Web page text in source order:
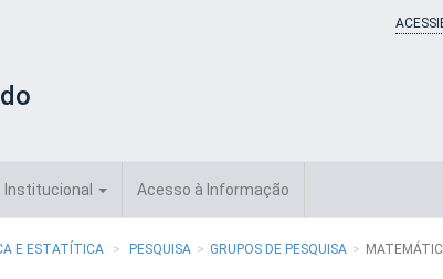
Institucional Acesso à Informação
E ESTATÍTICA PESQUISA GRUPOS DE PESQUISA